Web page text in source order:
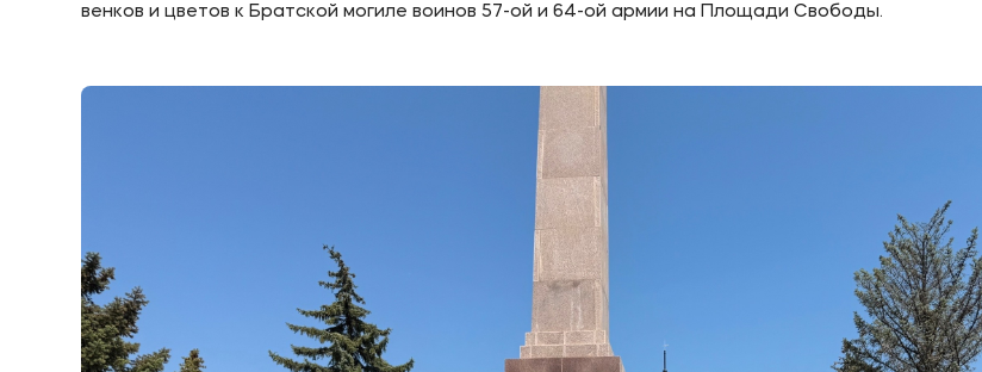
Приемная комиссия Полезное
Об образовательной организации
Банковские реквизиты
Мы в соцсетях
венков и цветов к Братской могиле воинов 57-ой и 64-ой армии на Площади Свободы.